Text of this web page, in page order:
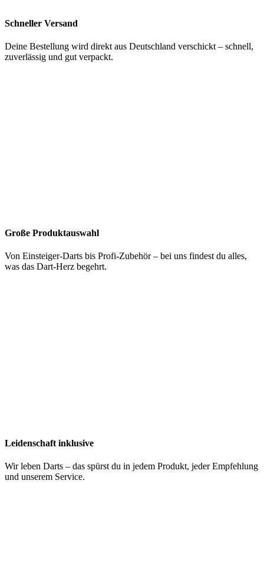
Schneller Versand
Deine Bestellung wird direkt aus Deutschland verschickt – schnell,
zuverlässig und gut verpackt.
Große Produktauswahl
Von Einsteiger-Darts bis Profi-Zubehör – bei uns findest du alles,
was das Dart-Herz begehrt.
Leidenschaft inklusive
Wir leben Darts – das spürst du in jedem Produkt, jeder Empfehlung
und unserem Service.